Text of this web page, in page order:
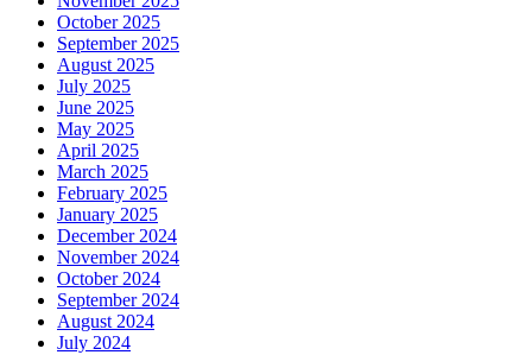
October 2025
September 2025
August 2025
July 2025
June 2025
May 2025
April 2025
March 2025
February 2025
January 2025
December 2024
November 2024
October 2024
September 2024
August 2024
July 2024